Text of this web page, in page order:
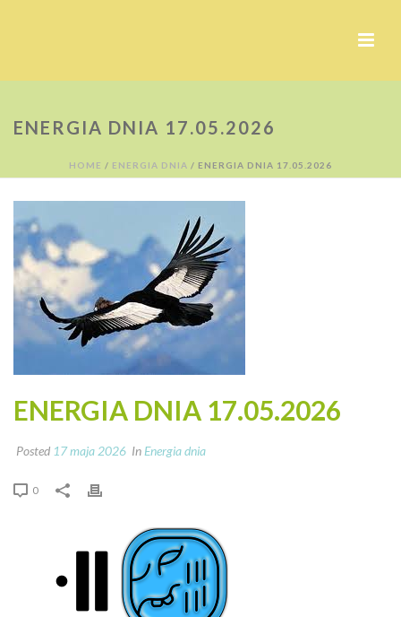
ENERGIA DNIA 17.05.2026
HOME / ENERGIA DNIA / ENERGIA DNIA 17.05.2026
ENERGIA DNIA 17.05.2026
Posted 17 maja 2026 In Energia dnia
0